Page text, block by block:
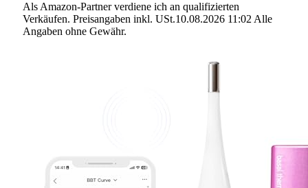
Als Amazon-Partner verdiene ich an qualifizierten
Verkäufen. Preisangaben inkl. USt.10.08.2026 11:02 Alle
Angaben ohne Gewähr.